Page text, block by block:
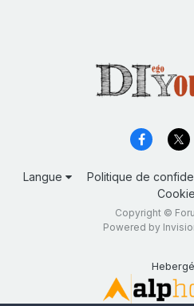
Langue Politique de
Copyright ©
Powered by